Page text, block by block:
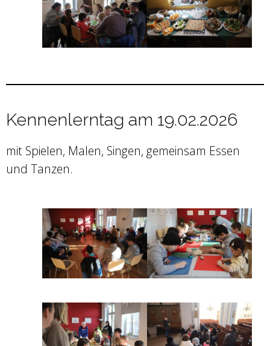
Kennenlerntag am 19.02.2026
mit Spielen, Malen, Singen, gemeinsam Essen
und Tanzen.